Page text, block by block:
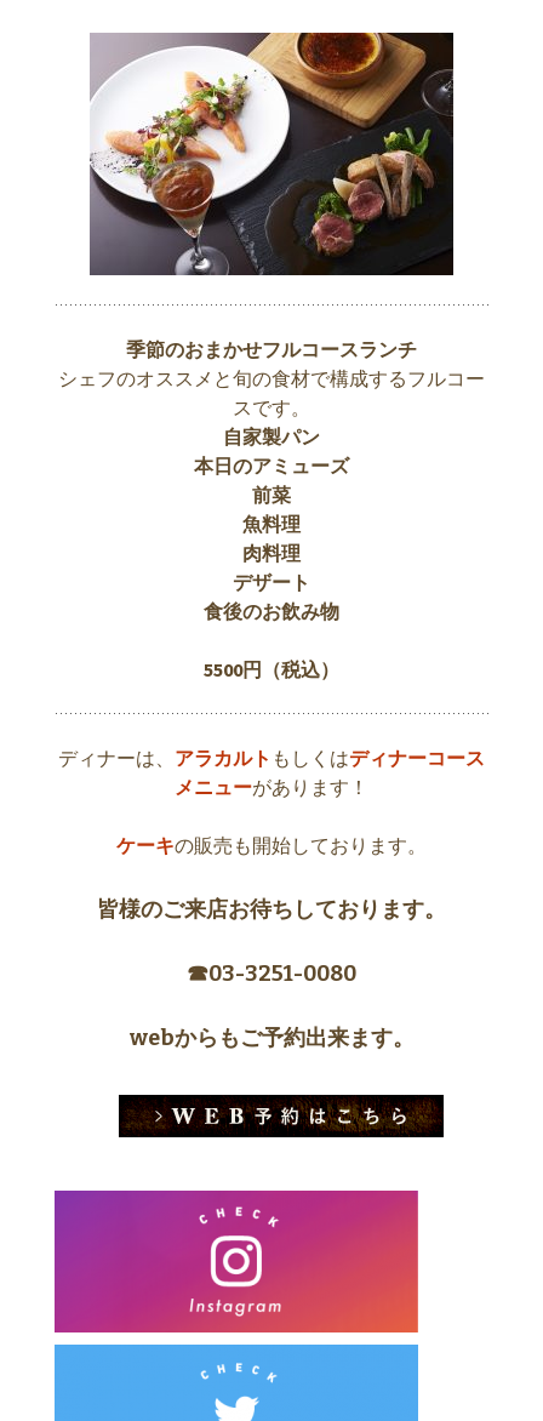
季節のおまかせフルコースランチ
シェフのオススメと旬の食材で構成するフルコー
スです。
自家製パン
本日のアミューズ
前菜
魚料理
肉料理
デザート
食後のお飲み物
5500円（税込）
ディナーは、 アラカルト もしくはディナーコース
メニューがあります！
ケーキの販売も開始しております。
皆様のご来店お待ちしております。
☎︎03-3251-0080
webからもご予約出来ます。